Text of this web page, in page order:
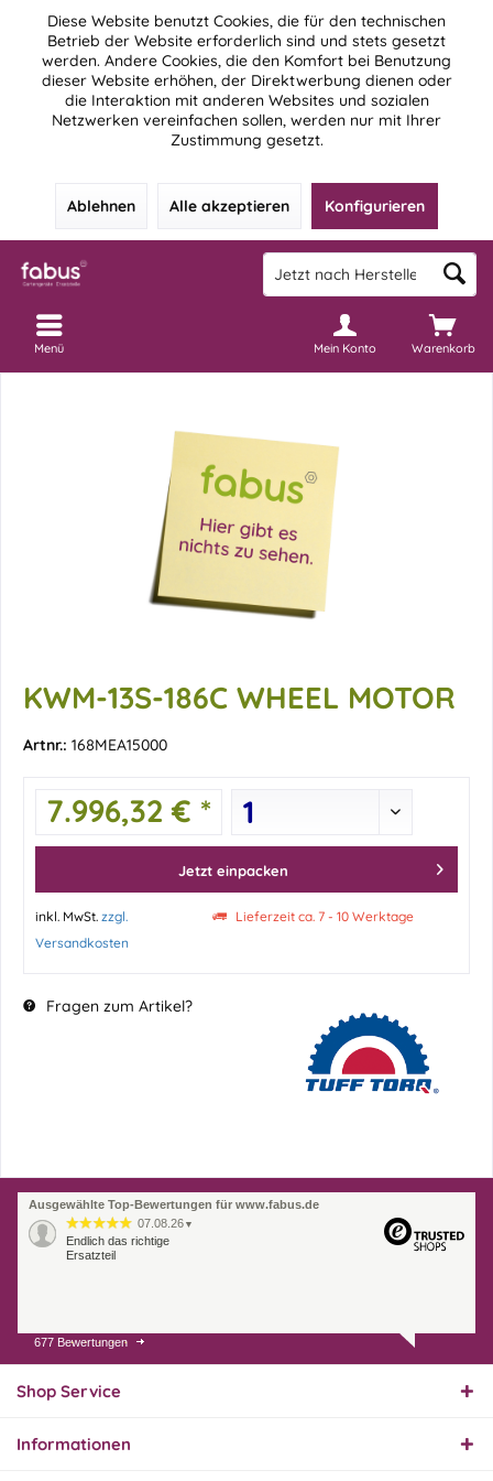
Diese Website benutzt Cookies, die für den technischen
Betrieb der Website erforderlich sind und stets gesetzt
werden. Andere Cookies, die den Komfort bei Benutzung
dieser Website erhöhen, der Direktwerbung dienen oder
die Interaktion mit anderen Websites und sozialen
Netzwerken vereinfachen sollen, werden nur mit Ihrer
Zustimmung gesetzt.
Ablehnen Alle akzeptieren Konfigurieren
Warenkorb
Mein Konto
Menü
KWM-13S-186C WHEEL MOTOR
Artnr.: 168MEA15000
7.996,32 € *
Jetzt einpacken
inkl. MwSt. zzgl.
Versandkosten
Lieferzeit ca. 7 - 10 Werktage
Fragen zum Artikel?
Ausgewählte Top-Bewertungen für www.fabus.de
07.08.26 ▼
Endlich das richtige
Ersatzteil
01.08.26
Innerhalb 2 Tagen Ware
677 Bewertungen
Shop Service
Informationen